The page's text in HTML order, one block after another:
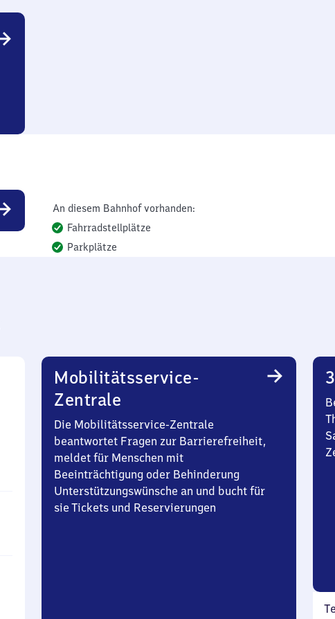
An diesem Bahnhof vorhanden:
Fahrradstellplätze
Parkplätze
Mobilitätsservice-
Zentrale
Die Mobilitätsservice-Zentrale
beantwortet Fragen zur Barrierefreiheit,
meldet für Menschen mit
Beeinträchtigung oder Behinderung
Unterstützungswünsche an und bucht für
sie Tickets und Reservierungen